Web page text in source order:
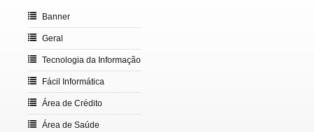
Banner
Geral
Tecnologia da Informação
Fácil Informática
Área de Crédito
Área de Saúde